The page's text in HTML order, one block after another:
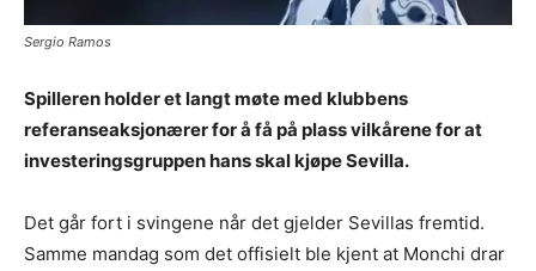
Sergio Ramos
Spilleren holder et langt møte med klubbens
referanseaksjonærer for å få på plass vilkårene for at
investeringsgruppen hans skal kjøpe Sevilla.
Det går fort i svingene når det gjelder Sevillas fremtid.
Samme mandag som det offisielt ble kjent at Monchi drar